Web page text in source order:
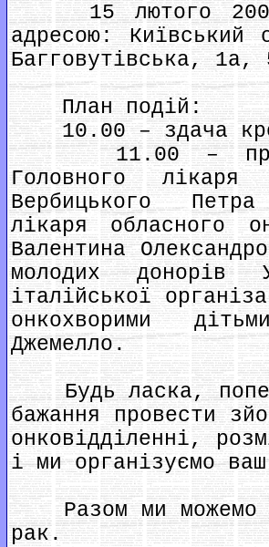
15 лютого 2008
адресою: Київський
Багговутівська, 1а,
План подій:
10.00 – здача
11.00 – прес-
Головного
Вербицького
лікаря обласного
Валентина
молодих донорів
італійської
онкохворими
Джемелло.
Будь ласка,
бажання провести
онковідділенні,
і ми організуємо
Разом ми можемо
рак.